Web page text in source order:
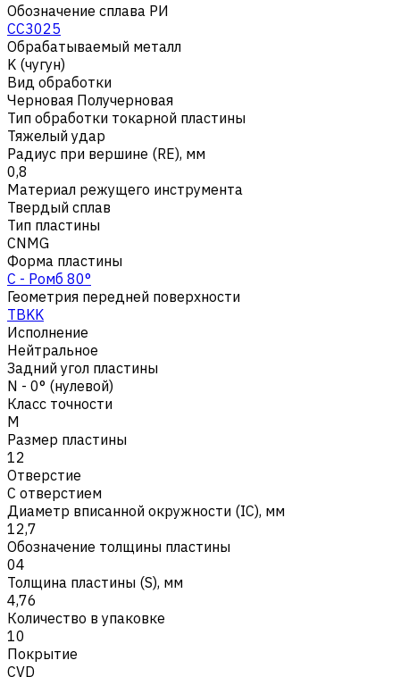
Обозначение сплава РИ
CC3025
Обрабатываемый металл
K (чугун)
Вид обработки
Черновая Получерновая
Тип обработки токарной пластины
Тяжелый удар
Радиус при вершине (RE), мм
0,8
Материал режущего инструмента
Твердый сплав
Тип пластины
CNMG
Форма пластины
C - Ромб 80°
Геометрия передней поверхности
TBKK
Исполнение
Нейтральное
Задний угол пластины
N - 0° (нулевой)
Класс точности
M
Размер пластины
12
Отверстие
С отверстием
Диаметр вписанной окружности (IC), мм
12,7
Обозначение толщины пластины
04
Толщина пластины (S), мм
4,76
Количество в упаковке
10
Покрытие
CVD